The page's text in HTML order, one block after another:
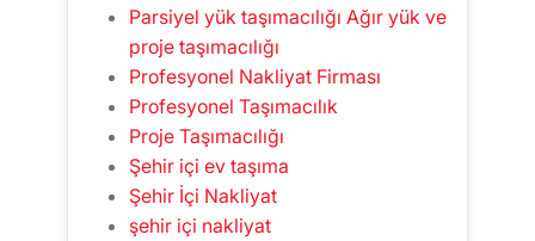
Parsiyel yük taşımacılığı Ağır yük ve
proje taşımacılığı
Profesyonel Nakliyat Firması
Profesyonel Taşımacılık
Proje Taşımacılığı
Şehir içi ev taşıma
Şehir İçi Nakliyat
şehir içi nakliyat